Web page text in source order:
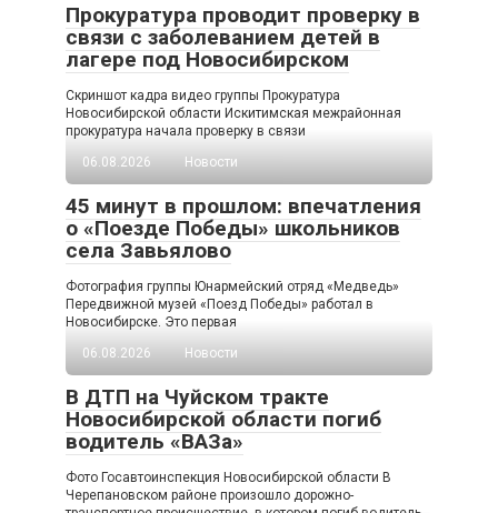
Прокуратура проводит проверку в
связи с заболеванием детей в
лагере под Новосибирском
Скриншот кадра видео группы Прокуратура
Новосибирской области Искитимская межрайонная
прокуратура начала проверку в связи
06.08.2026
Новости
45 минут в прошлом: впечатления
о «Поезде Победы» школьников
села Завьялово
Фотография группы Юнармейский отряд «Медведь»
Передвижной музей «Поезд Победы» работал в
Новосибирске. Это первая
06.08.2026
Новости
В ДТП на Чуйском тракте
Новосибирской области погиб
водитель «ВАЗа»
Фото Госавтоинспекция Новосибирской области В
Черепановском районе произошло дорожно-